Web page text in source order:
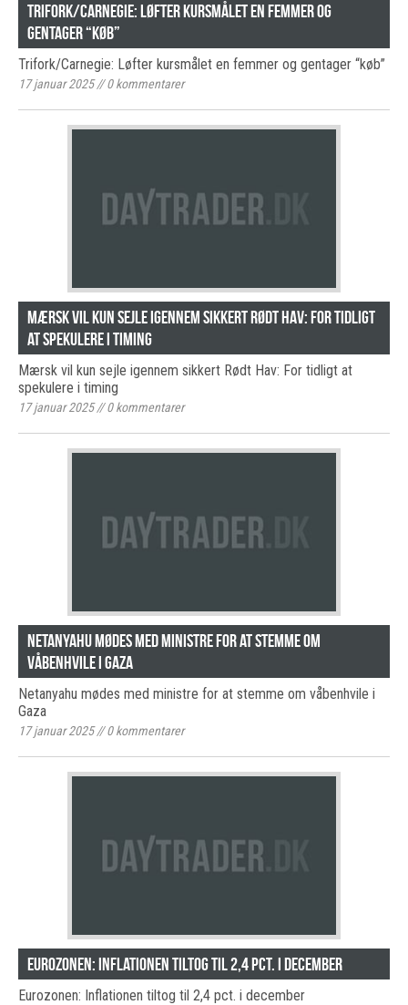
Trifork/Carnegie: Løfter kursmålet en femmer og
gentager “køb”
Trifork/Carnegie: Løfter kursmålet en femmer og gentager “køb”
17 januar 2025//0kommentarer
Mærsk vil kun sejle igennem sikkert Rødt Hav: For tidligt
at spekulere i timing
Mærsk vil kun sejle igennem sikkert Rødt Hav: For tidligt at
spekulere i timing
17 januar 2025//0kommentarer
Netanyahu mødes med ministre for at stemme om
våbenhvile i Gaza
Netanyahu mødes med ministre for at stemme om våbenhvile i
Gaza
17 januar 2025//0kommentarer
Eurozonen: Inflationen tiltog til 2,4 pct. i december
Eurozonen: Inflationen tiltog til 2,4 pct. i december